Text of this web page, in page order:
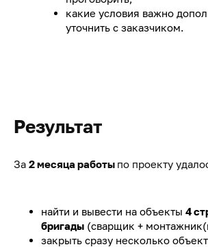
какие условия важно
уточнить с заказчиком.
Результат
За 2 месяца работы по проекту
найти и вывести на объекты 4
бригады (сварщик +
закрыть сразу несколько